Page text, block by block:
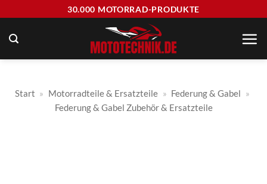
springen
30.000 MOTORRAD-PRODUKTE
Start » Motorradteile & Ersatzteile » Federung & Gabel »
Federung & Gabel Zubehör & Ersatzteile